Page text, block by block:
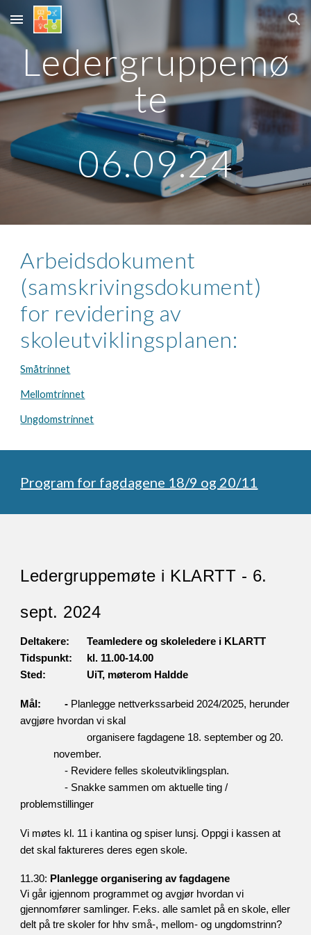
Skip to main content Skip to navigation
Ledergruppemø
te
06.09.24
Arbeidsdokument
(samskrivingsdokument)
for revidering av
skoleutviklingsplanen:
Småtrinnet
Mellomtrinnet
Ungdomstrinnet
Program for fagdagene 18/9 og 20/11
Ledergruppemøte i KLARTT - 6.
sept. 2024
Deltakere:
Teamledere og skoleledere i KLARTT
Tidspunkt:
kl. 11.00-14.00
Sted:
UiT, møterom Haldde
Mål: - Planlegge nettverkssarbeid 2024/2025, herunder
avgjøre hvordan vi skal
organisere fagdagene 18. september og 20.
november.
- Revidere felles skoleutviklingsplan.
- Snakke sammen om aktuelle ting /
problemstillinger
Vi møtes kl. 11 i kantina og spiser lunsj. Oppgi i kassen at
det skal faktureres deres egen skole.
11.30: Planlegge organisering av fagdagene
Vi går igjennom programmet og avgjør hvordan vi
gjennomfører samlinger. F.eks. alle samlet på en skole, eller
delt på tre skoler for hhv små-, mellom- og ungdomstrinn?